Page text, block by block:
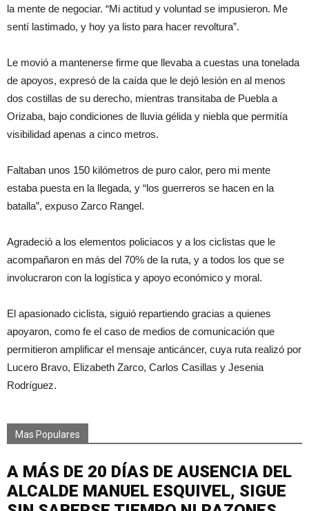
la mente de negociar. “Mi actitud y voluntad se impusieron. Me
sentí lastimado, y hoy ya listo para hacer revoltura”.
Le movió a mantenerse firme que llevaba a cuestas una tonelada
de apoyos, expresó de la caída que le dejó lesión en al menos
dos costillas de su derecho, mientras transitaba de Puebla a
Orizaba, bajo condiciones de lluvia gélida y niebla que permitía
visibilidad apenas a cinco metros.
Faltaban unos 150 kilómetros de puro calor, pero mi mente
estaba puesta en la llegada, y “los guerreros se hacen en la
batalla”, expuso Zarco Rangel.
Agradeció a los elementos policiacos y a los ciclistas que le
acompañaron en más del 70% de la ruta, y a todos los que se
involucraron con la logística y apoyo económico y moral.
El apasionado ciclista, siguió repartiendo gracias a quienes
apoyaron, como fe el caso de medios de comunicación que
permitieron amplificar el mensaje anticáncer, cuya ruta realizó por
Lucero Bravo, Elizabeth Zarco, Carlos Casillas y Jesenia
Rodríguez.
Mas Populares
A MÁS DE 20 DÍAS DE AUSENCIA DEL
ALCALDE MANUEL ESQUIVEL, SIGUE